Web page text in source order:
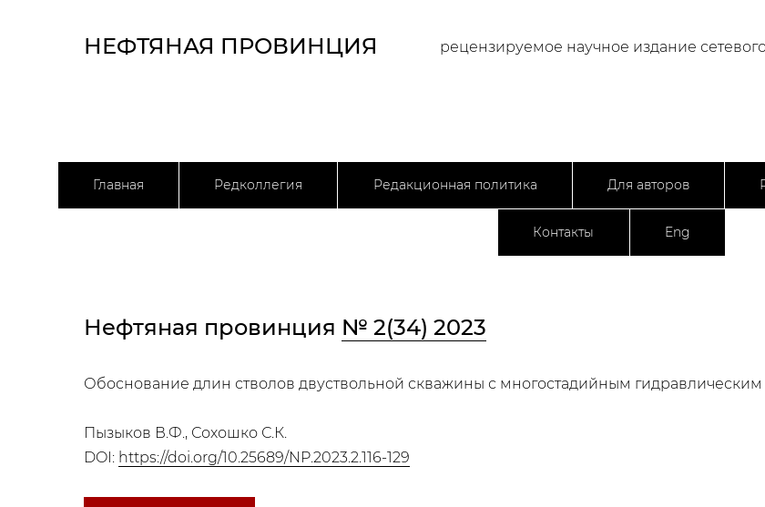
НЕФТЯНАЯ ПРОВИНЦИЯ рецензируемое научное издание
Главная Редколлегия Редакционная политика Для авторов
Контакты Eng
Нефтяная провинция № 2(34) 2023
Обоснование длин стволов двуствольной скважины с многостадийным
Пызыков В.Ф., Сохошко С.К.
DOI: https://doi.org/10.25689/NP.2023.2.116-129